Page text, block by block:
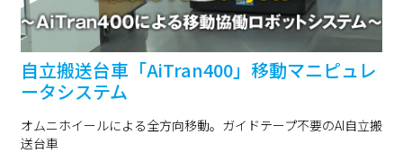
自立搬送台車「AiTran400」移動マニピュレ
ータシステム
オムニホイールによる全方向移動。ガイドテープ不要のAI自立搬
送台車